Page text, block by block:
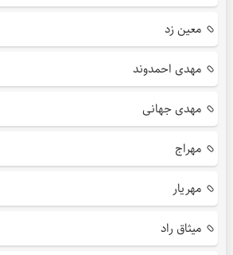
معین زد
مهدی احمدوند
مهدی جهانی
مهراج
مهریار
میثاق راد